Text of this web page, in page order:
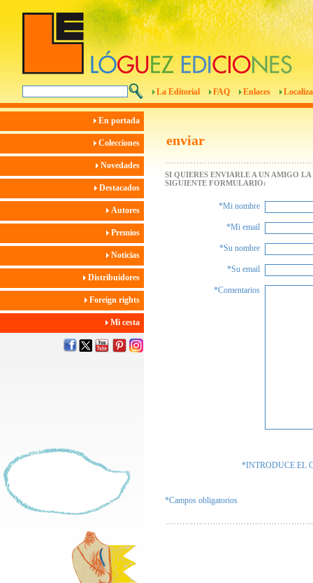
La Editorial FAQ Enlaces
En portada
Colecciones
Novedades
Destacados
Autores
Premios
Noticias
Distribuidores
Foreign rights
Mi cesta
enviar
SI QUIERES ENVIARLE A UN AMIGO
SIGUIENTE FORMULARIO:
*Mi nombre
*Mi email
*Su nombre
*Su email
*Comentarios
*INTRODUCE EL
*Campos obligatorios